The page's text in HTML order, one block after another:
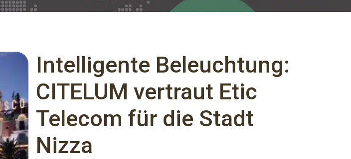
Intelligente Beleuchtung:
CITELUM vertraut Etic
Telecom für die Stadt
Nizza